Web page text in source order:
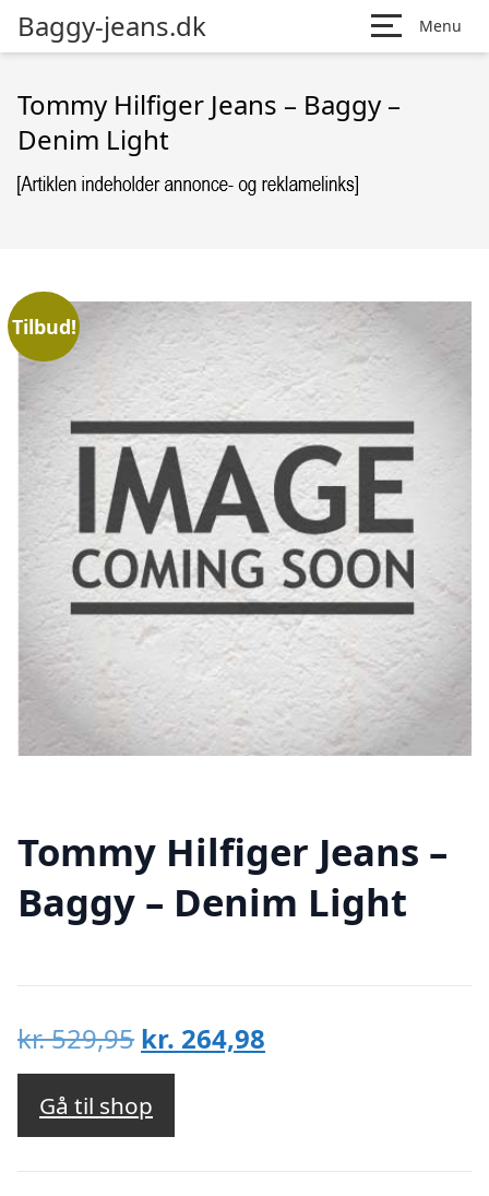
Baggy-jeans.dk Menu
Tommy Hilfiger Jeans – Baggy –
Denim Light
Tilbud!
Tommy Hilfiger Jeans –
Baggy – Denim Light
kr.529,95 Den
oprindelige
pris
var:
kr. 529,95.
kr. 264,98
kr. 264,98.
Gå til shop